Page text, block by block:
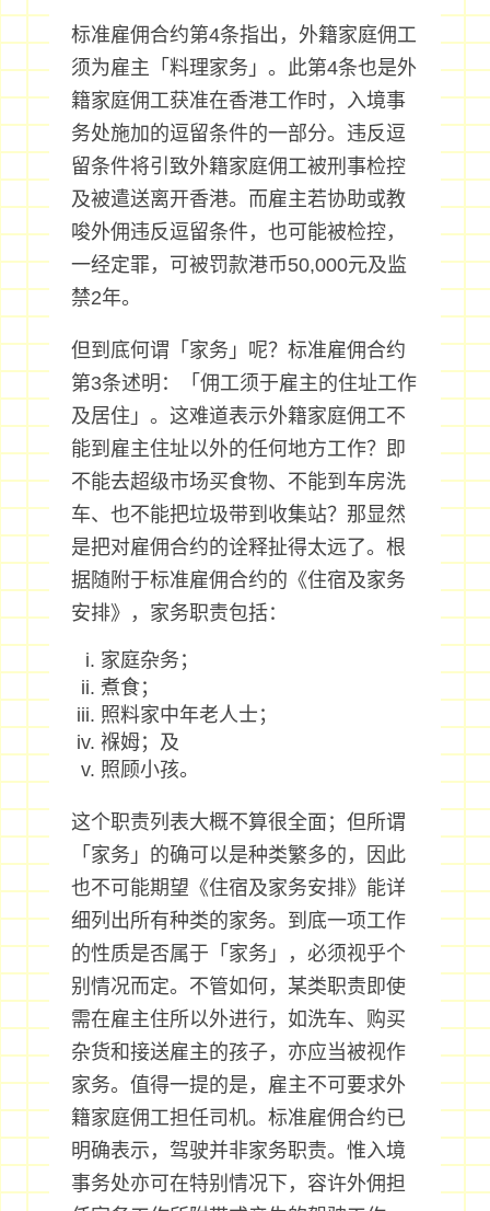
标准雇佣合约第4条指出，外籍家庭佣工
须为雇主「料理家务」。此第4条也是外
籍家庭佣工获准在香港工作时，入境事
务处施加的逗留条件的一部分。违反逗
留条件将引致外籍家庭佣工被刑事检控
及被遣送离开香港。而雇主若协助或教
唆外佣违反逗留条件，也可能被检控，
一经定罪，可被罚款港币50,000元及监
禁2年。
但到底何谓「家务」呢？标准雇佣合约
第3条述明：「佣工须于雇主的住址工作
及居住」。这难道表示外籍家庭佣工不
能到雇主住址以外的任何地方工作？即
不能去超级市场买食物、不能到车房洗
车、也不能把垃圾带到收集站？那显然
是把对雇佣合约的诠释扯得太远了。根
据随附于标准雇佣合约的《住宿及家务
安排》，家务职责包括：
家庭杂务；
煮食；
照料家中年老人士；
褓姆；及
照顾小孩。
这个职责列表大概不算很全面；但所谓
「家务」的确可以是种类繁多的，因此
也不可能期望《住宿及家务安排》能详
细列出所有种类的家务。到底一项工作
的性质是否属于「家务」，必须视乎个
别情况而定。不管如何，某类职责即使
需在雇主住所以外进行，如洗车、购买
杂货和接送雇主的孩子，亦应当被视作
家务。值得一提的是，雇主不可要求外
籍家庭佣工担任司机。标准雇佣合约已
明确表示，驾驶并非家务职责。惟入境
事务处亦可在特别情况下，容许外佣担